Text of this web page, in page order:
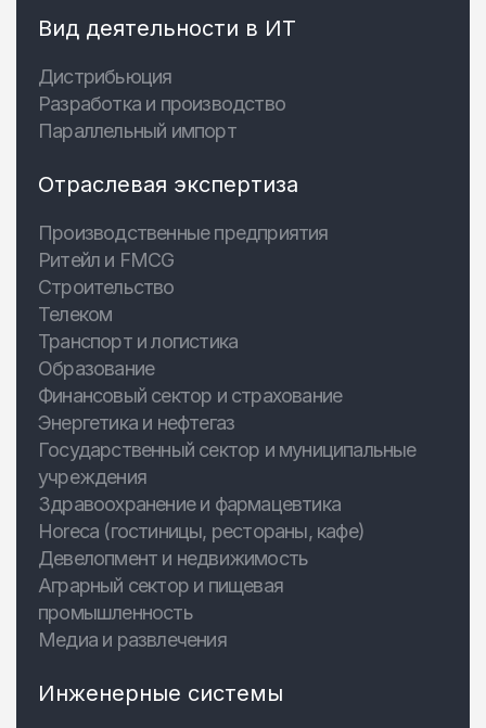
Вид деятельности в ИТ
Дистрибьюция
Разработка и производство
Параллельный импорт
Отраслевая экспертиза
Производственные предприятия
Ритейл и FMCG
Строительство
Телеком
Транспорт и логистика
Образование
Финансовый сектор и страхование
Энергетика и нефтегаз
Государственный сектор и муниципальные
учреждения
Здравоохранение и фармацевтика
Horeca (гостиницы, рестораны, кафе)
Девелопмент и недвижимость
Аграрный сектор и пищевая
промышленность
Медиа и развлечения
Инженерные системы